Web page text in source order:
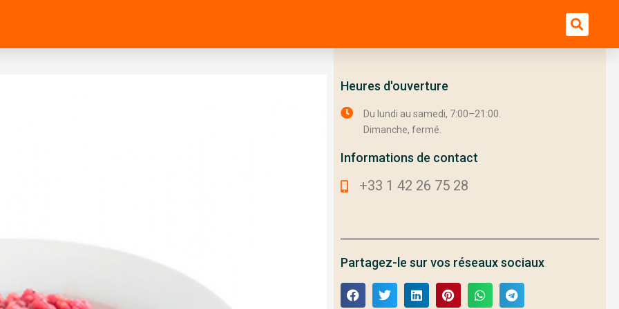
Heures d'ouverture
Du lundi au samedi, 7:00–21:00.
Dimanche, fermé.
Informations de contact
+33 1 42 26 75 28
Partagez-le sur vos réseaux sociaux